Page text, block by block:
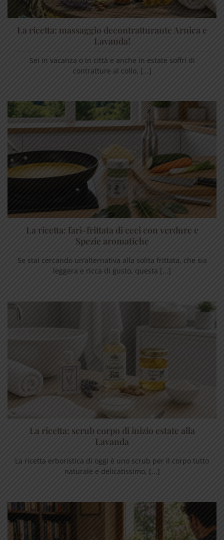
La ricetta: massaggio decontratturante Arnica e
Lavanda!
Sei in vacanza o in città e anche in estate soffri di
contratture al collo, [...]
La ricetta: fari-frittata di ceci con verdure e
Spezie aromatiche
Se stai cercando un’alternativa alla solita frittata, che sia
leggera e ricca di gusto, questa [...]
La ricetta: scrub corpo di inizio estate alla
Lavanda
La ricetta erboristica di oggi è uno scrub per il corpo tutto
naturale e delicatissimo, [...]